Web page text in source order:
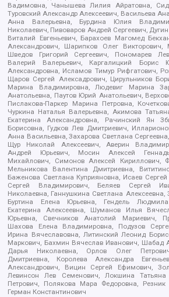
Вадимовна, Чанышева Лилия Айратовна,
Туровский Александр Алексеевич, Васильева
Анна Валерьевна, Бурдина Юлия
Николаевич, Пивоваров Андрей Сергеевич,
Виталий Евгеньевич, Барахоев Магомед
Александрович, Шарипков Олег
Шведов Григорий Сергеевич, Пономарев
Валерий Валерьевич, Каргалицкий Борис
Александровна, Исламов Тимур Рифгатович,
Щаров Сергей Алексадрович, Цирульников
Марина Владимировна, Людевиг Марина
Анатольевна, Паутов Юрий Анатольевич,
Пислакова-Паркер Марина Петровна,
Чуркина Наталья Валерьевна, Акимова
Екатерина Александровна, Рачинский Ян
Борисовна, Гудков Лев Дмитриевич,
Анна Васильевна, Захарова Светлана
Щур Николай Алексеевич, Аверин
Андрей Юрьевич, Мосин Алексей
Михайлович, Симонов Алексей Кириллович,
Мельникова Валентина Дмитриевна,
Баженова Светлана Куприяновна, Исаев
Сергей Владимирович, Беляев Сергей
Николаевна, Ганнушкина Светлана
Буртина Елена Юрьевна, Гендель
Екатерина Алексеевна, Шуманов Илья
Юрьевна, Свечников Анатолий Мариевич,
Шахова Елена Владимировна, Подузов
Ирина Вячеславовна, Литинский Леонид
Маркович, Бахмин Вячеслав Иванович, Шабад
Дарья Николаевна, Орлов Олег
Дмитриевна, Королева Александра
Александрович, Вицин Сергей Ефимович,
Левинсон Лев Семенович, Локшина
Петрович, Полякова Мара Федоровна,
Герман Константинович